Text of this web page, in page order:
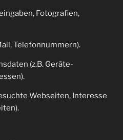
Fotografien,
Telefonnummern).
(z.B. Geräte-
Webseiten, Interesse